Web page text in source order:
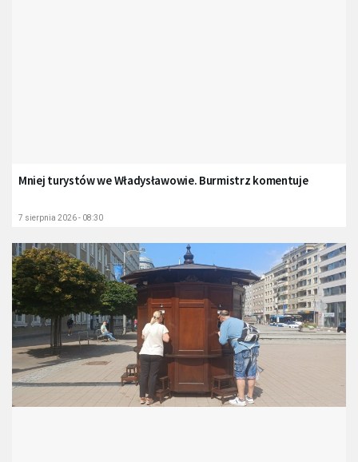
Mniej turystów we Władysławowie. Burmistrz komentuje
7 sierpnia 2026 - 08:30